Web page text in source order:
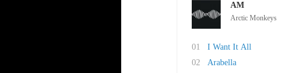
AM
Arctic Monkeys
01
I Want It All
02
Arabella